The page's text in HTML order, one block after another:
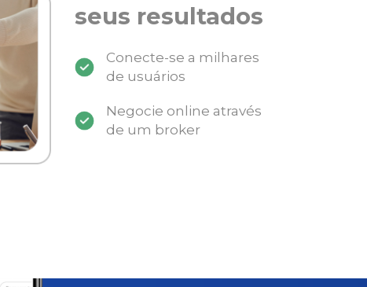
seus resultados
Conecte-se a milhares
de usuários
Negocie online através
de um broker